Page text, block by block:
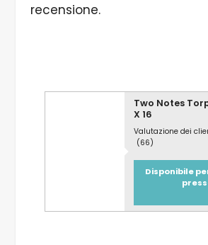
recensione.
Two Notes
X 16
Valutazione dei
(66)
Disponibile